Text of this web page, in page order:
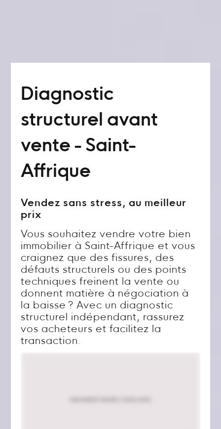
Diagnostic
structurel avant
vente - Saint-
Affrique
Vendez sans stress, au meilleur
prix
Vous souhaitez vendre votre bien
immobilier à Saint-Affrique et vous
craignez que des fissures, des
défauts structurels ou des points
techniques freinent la vente ou
donnent matière à négociation à
la baisse ? Avec un diagnostic
structurel indépendant, rassurez
vos acheteurs et facilitez la
transaction.